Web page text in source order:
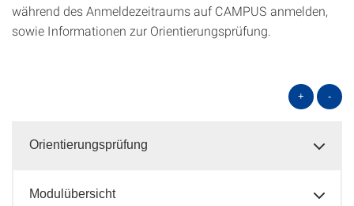
während des Anmeldezeitraums auf CAMPUS anmelden,
sowie Informationen zur Orientierungsprüfung.
+ -
Orientierungsprüfung
Modulübersicht